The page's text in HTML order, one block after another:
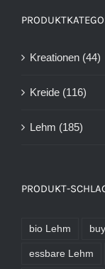
Kreationen (44)
Kreide (116)
Lehm (185)
PRODUKT-
bio Lehm
essbare Lehm